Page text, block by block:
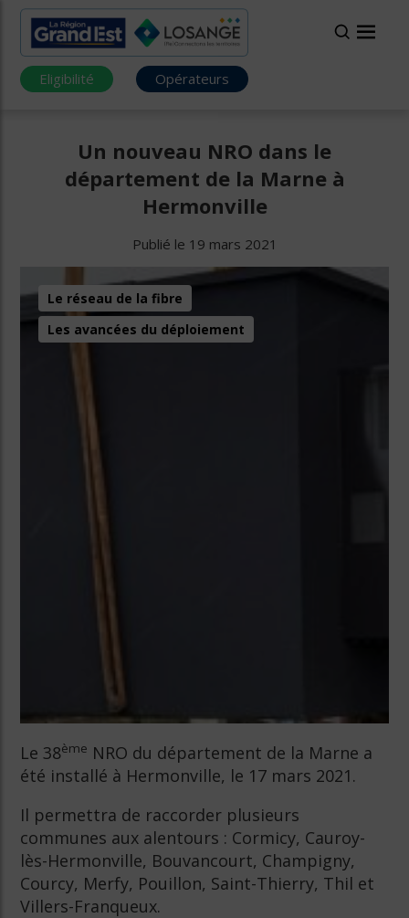
Eligibilité Opérateurs
Un nouveau NRO dans le
département de la Marne à
Hermonville
Publié le 19 mars 2021
Le réseau de la fibre
Les avancées du déploiement
Le 38ème NRO du département de la Marne a
été installé à Hermonville, le 17 mars 2021.
Il permettra de raccorder plusieurs
communes aux alentours : Cormicy, Cauroy-
lès-Hermonville, Bouvancourt, Champigny,
Courcy, Merfy, Pouillon, Saint-Thierry, Thil et
Villers-Franqueux.